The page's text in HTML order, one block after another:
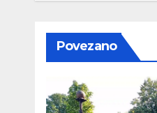
Povezano